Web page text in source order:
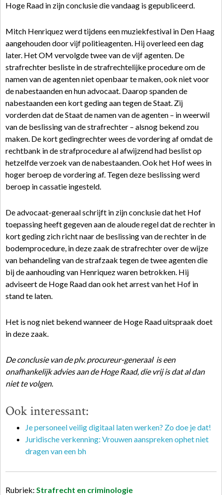
Hoge Raad in zijn conclusie die vandaag is gepubliceerd.
Mitch Henriquez werd tijdens een muziekfestival in Den Haag
aangehouden door vijf politieagenten. Hij overleed een dag
later. Het OM vervolgde twee van de vijf agenten. De
strafrechter besliste in de strafrechtelijke procedure om de
namen van de agenten niet openbaar te maken, ook niet voor
de nabestaanden en hun advocaat. Daarop spanden de
nabestaanden een kort geding aan tegen de Staat. Zij
vorderden dat de Staat de namen van de agenten – in weerwil
van de beslissing van de strafrechter – alsnog bekend zou
maken. De kort gedingrechter wees de vordering af omdat de
rechtbank in de strafprocedure al afwijzend had beslist op
hetzelfde verzoek van de nabestaanden. Ook het Hof wees in
hoger beroep de vordering af. Tegen deze beslissing werd
beroep in cassatie ingesteld.
De advocaat-generaal schrijft in zijn conclusie dat het Hof
toepassing heeft gegeven aan de aloude regel dat de rechter in
kort geding zich richt naar de beslissing van de rechter in de
bodemprocedure, in deze zaak de strafrechter over de wijze
van behandeling van de strafzaak tegen de twee agenten die
bij de aanhouding van Henriquez waren betrokken. Hij
adviseert de Hoge Raad dan ook het arrest van het Hof in
stand te laten.
Het is nog niet bekend wanneer de Hoge Raad uitspraak doet
in deze zaak.
De conclusie van de plv. procureur-generaal is een
onafhankelijk advies aan de Hoge Raad, die vrij is dat al dan
niet te volgen.
Ook interessant:
Je personeel veilig digitaal laten werken? Zo doe je dat!
Juridische verkenning: Vrouwen aanspreken ophet niet
dragen van een bh
Rubriek: Strafrecht en criminologie